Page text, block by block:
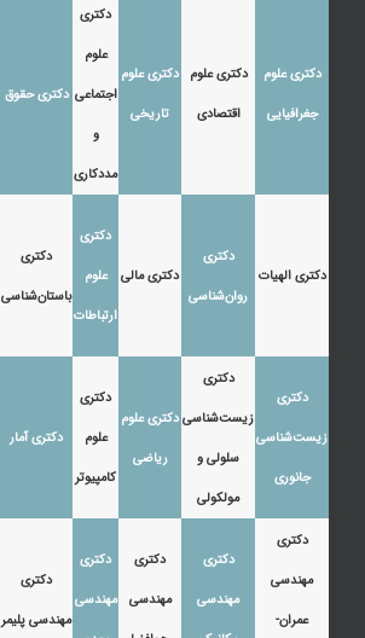
دکتری علوم
جغرافیایی
دکتری علوم
اقتصادی
دکتری علوم
تاریخی
دکتری
علوم
اجتماعی
و
مددکاری
دکتری حقوق
دکتری الهیات
دکتری
روان‌شناسی
دکتری مالی
دکتری
علوم
ارتباطات
دکتری
باستان‌شناسی
دکتری
زیست‌شناسی
جانوری
دکتری
زیست‌شناسی
سلولی و
مولکولی
دکتری علوم
ریاضی
دکتری
علوم
کامپیوتر
دکتری آمار
دکتری
مهندسی
عمران-
دکتری
مهندسی
دکتری
مهندسی
دکتری
مهندسی
دکتری
مهندسی پلیمر